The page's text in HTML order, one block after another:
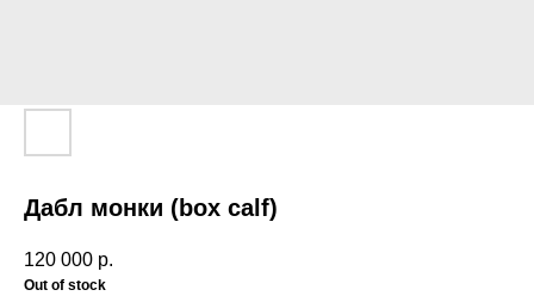
Дабл монки (box calf)
120 000 р.
Out of stock